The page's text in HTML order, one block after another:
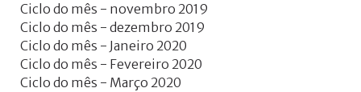
Ciclo do mês - novembro 2019
Ciclo do mês - dezembro 2019
Ciclo do mês - Janeiro 2020
Ciclo do mês - Fevereiro 2020
Ciclo do mês - Março 2020